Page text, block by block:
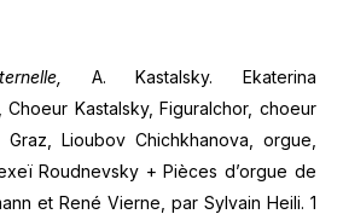
A. Kastalsky. Ekaterina
Choeur Kastalsky, Figuralchor, choeur
Lioubov Chichkhanova, orgue,
Roudnevsky + Pièces d’orgue de
et René Vierne, par Sylvain Heili. 1